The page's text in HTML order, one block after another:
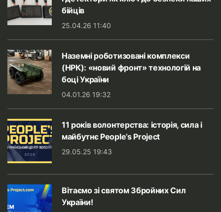
бійців
25.04.26 11:40
Наземні роботизовані комплекси
(НРК): «новий фронт» технологій на
боці України
04.01.26 19:32
11 років волонтерства: історія, сила і
майбутнє People’s Project
29.05.25 19:43
Вітаємо зі святом Збройних Сил
України!